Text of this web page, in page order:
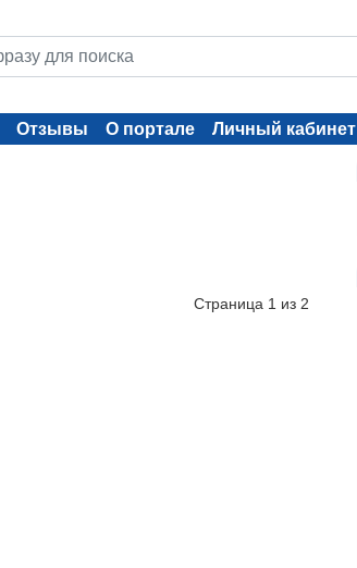
Отзывы О портале
Личный кабинет
Страница 1 из 2